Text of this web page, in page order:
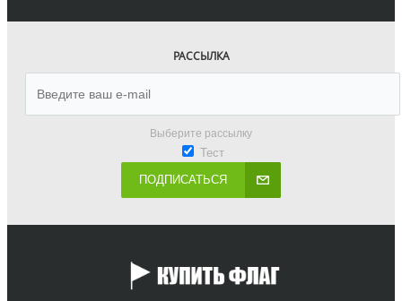
РАССЫЛКА
Выберите рассылку
Тест
ПОДПИСАТЬСЯ